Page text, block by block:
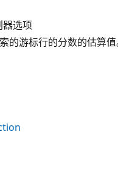
选项
的游标行的分数的估算值